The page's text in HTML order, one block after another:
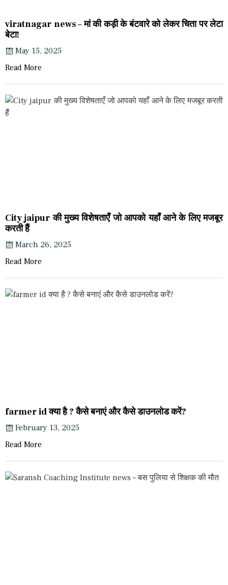
viratnagar news – मां की कड़ी के बंटवारे को लेकर चिता पर लेटा
बेटा!
May 15, 2025
Read More
City jaipur की मुख्य विशेषताएँ जो आपको यहाँ आने के लिए मजबूर
करती हैं
March 26, 2025
Read More
farmer id क्या है ? कैसे बनाएं और कैसे डाउनलोड करें?
February 13, 2025
Read More